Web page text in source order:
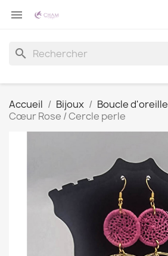

search
Accueil Bijoux Boucle d'oreille
Cœur Rose / Cercle perle